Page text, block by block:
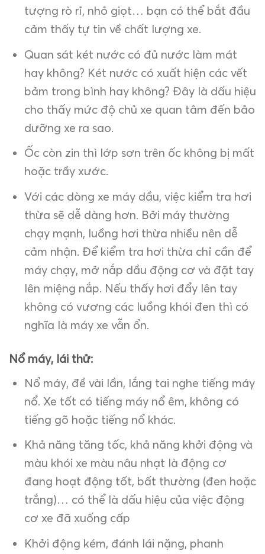
tượng rò rỉ, nhỏ giọt… bạn có thể bắt đầu
cảm thấy tự tin về chất lượng xe.
Quan sát két nước có đủ nước làm mát
hay không? Két nước có xuất hiện các vết
bảm trong bình hay không? Đây là dấu hiệu
cho thấy mức độ chủ xe quan tâm đến bảo
dưỡng xe ra sao.
Ốc còn zin thì lớp sơn trên ốc không bị mất
hoặc trầy xước.
Với các dòng xe máy dầu, việc kiểm tra hơi
thừa sẽ dễ dàng hơn. Bởi máy thường
chạy mạnh, luồng hơi thừa nhiều nên dễ
cảm nhận. Để kiểm tra hơi thừa chỉ cần để
máy chạy, mở nắp dầu động cơ và đặt tay
lên miệng nắp. Nếu thấy hơi đẩy lên tay
không có vương các luồng khói đen thì có
nghĩa là máy xe vẫn ổn.
Nổ máy, lái thử:
Nổ máy, đề vài lần, lắng tai nghe tiếng máy
nổ. Xe tốt có tiếng máy nổ êm, không có
tiếng gõ hoặc tiếng nổ khác.
Khả năng tăng tốc, khả năng khởi động và
màu khói xe màu nâu nhạt là động cơ
đang hoạt động tốt, bất thường (đen hoặc
trắng)… có thể là dấu hiệu của việc động
cơ xe đã xuống cấp
Khởi động kém, đánh lái nặng, phanh